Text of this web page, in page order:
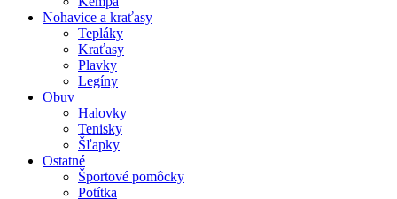
Nohavice a kraťasy
Tepláky
Kraťasy
Plavky
Legíny
Obuv
Halovky
Tenisky
Šľapky
Ostatné
Športové pomôcky
Potítka